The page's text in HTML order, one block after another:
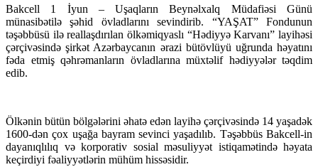
Bakcell 1 İyun – Uşaqların Beynəlxalq Müdafiəsi Günü
münasibətilə şəhid övladlarını sevindirib. “YAŞAT” Fondunun
təşəbbüsü ilə reallaşdırılan ölkəmiqyaslı “Hədiyyə Karvanı” layihəsi
çərçivəsində şirkət Azərbaycanın ərazi bütövlüyü uğrunda həyatını
fəda etmiş qəhrəmanların övladlarına müxtəlif hədiyyələr təqdim
edib.
Ölkənin bütün bölgələrini əhatə edən layihə çərçivəsində 14 yaşadək
1600-dən çox uşağa bayram sevinci yaşadılıb. Təşəbbüs Bakcell-in
dayanıqlılıq və korporativ sosial məsuliyyət istiqamətində həyata
keçirdiyi fəaliyyətlərin mühüm hissəsidir.